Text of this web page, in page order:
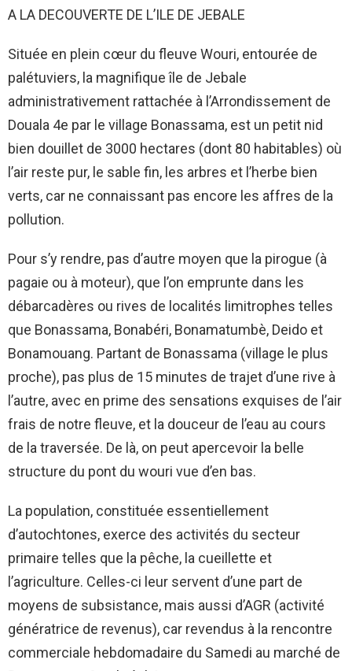
A LA DECOUVERTE DE L’ILE DE JEBALE
Située en plein cœur du fleuve Wouri, entourée de
palétuviers, la magnifique île de Jebale
administrativement rattachée à l’Arrondissement de
Douala 4e par le village Bonassama, est un petit nid
bien douillet de 3000 hectares (dont 80 habitables) où
l’air reste pur, le sable fin, les arbres et l’herbe bien
verts, car ne connaissant pas encore les affres de la
pollution.
Pour s’y rendre, pas d’autre moyen que la pirogue (à
pagaie ou à moteur), que l’on emprunte dans les
débarcadères ou rives de localités limitrophes telles
que Bonassama, Bonabéri, Bonamatumbè, Deido et
Bonamouang. Partant de Bonassama (village le plus
proche), pas plus de 15 minutes de trajet d’une rive à
l’autre, avec en prime des sensations exquises de l’air
frais de notre fleuve, et la douceur de l’eau au cours
de la traversée. De là, on peut apercevoir la belle
structure du pont du wouri vue d’en bas.
La population, constituée essentiellement
d’autochtones, exerce des activités du secteur
primaire telles que la pêche, la cueillette et
l’agriculture. Celles-ci leur servent d’une part de
moyens de subsistance, mais aussi d’AGR (activité
génératrice de revenus), car revendus à la rencontre
commerciale hebdomadaire du Samedi au marché de